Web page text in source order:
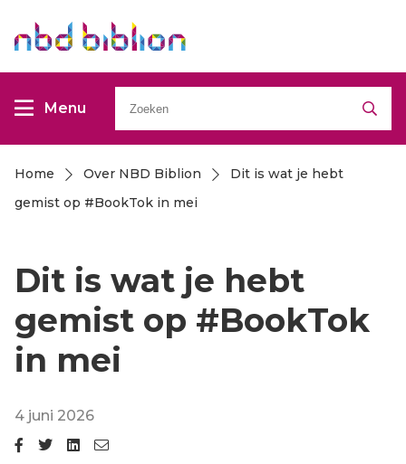
en
naar
de
en
naar
de
Menu
Kruimelpad
Home Over NBD Biblion
Dit is wat je hebt
gemist op #BookTok in mei
Dit is wat je hebt
gemist op #BookTok
in mei
4 juni 2026